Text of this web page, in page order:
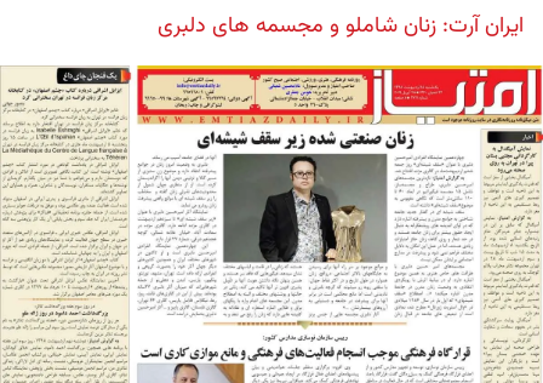
ایران آرت: زنان شاملو و مجسمه های دلبری